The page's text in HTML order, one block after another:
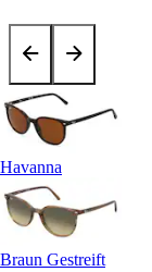
Havanna
Braun Gestreift